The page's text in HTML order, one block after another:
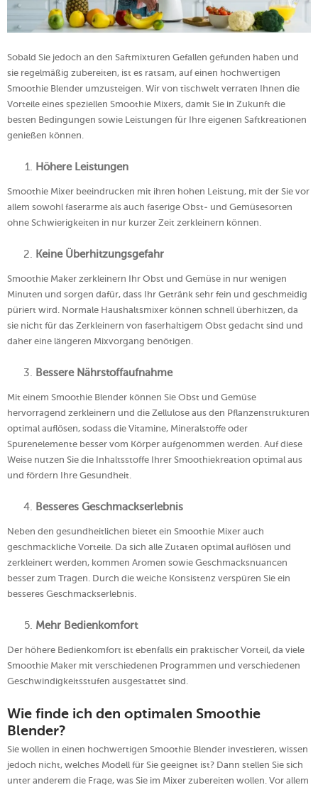
Sobald Sie jedoch an den Saftmixturen Gefallen gefunden haben und
sie regelmäßig zubereiten, ist es ratsam, auf einen hochwertigen
Smoothie Blender umzusteigen. Wir von tischwelt verraten Ihnen die
Vorteile eines speziellen Smoothie Mixers, damit Sie in Zukunft die
besten Bedingungen sowie Leistungen für Ihre eigenen Saftkreationen
genießen können.
Höhere Leistungen
Smoothie Mixer beeindrucken mit ihren hohen Leistung, mit der Sie vor
allem sowohl faserarme als auch faserige Obst- und Gemüsesorten
ohne Schwierigkeiten in nur kurzer Zeit zerkleinern können.
Keine Überhitzungsgefahr
Smoothie Maker zerkleinern Ihr Obst und Gemüse in nur wenigen
Minuten und sorgen dafür, dass Ihr Getränk sehr fein und geschmeidig
püriert wird. Normale Haushaltsmixer können schnell überhitzen, da
sie nicht für das Zerkleinern von faserhaltigem Obst gedacht sind und
daher eine längeren Mixvorgang benötigen.
Bessere Nährstoffaufnahme
Mit einem Smoothie Blender können Sie Obst und Gemüse
hervorragend zerkleinern und die Zellulose aus den Pflanzenstrukturen
optimal auflösen, sodass die Vitamine, Mineralstoffe oder
Spurenelemente besser vom Körper aufgenommen werden. Auf diese
Weise nutzen Sie die Inhaltsstoffe Ihrer Smoothiekreation optimal aus
und fördern Ihre Gesundheit.
Besseres Geschmackserlebnis
Neben den gesundheitlichen bietet ein Smoothie Mixer auch
geschmackliche Vorteile. Da sich alle Zutaten optimal auflösen und
zerkleinert werden, kommen Aromen sowie Geschmacksnuancen
besser zum Tragen. Durch die weiche Konsistenz verspüren Sie ein
besseres Geschmackserlebnis.
Mehr Bedienkomfort
Der höhere Bedienkomfort ist ebenfalls ein praktischer Vorteil, da viele
Smoothie Maker mit verschiedenen Programmen und verschiedenen
Geschwindigkeitsstufen ausgestattet sind.
Wie finde ich den optimalen Smoothie
Blender?
Sie wollen in einen hochwertigen Smoothie Blender investieren, wissen
jedoch nicht, welches Modell für Sie geeignet ist? Dann stellen Sie sich
unter anderem die Frage, was Sie im Mixer zubereiten wollen. Vor allem